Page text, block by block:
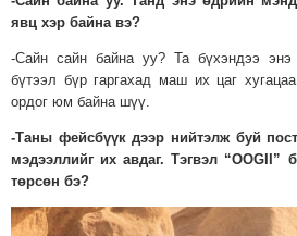
"ЖИ
ТАЙМ"ЫН
ЭРГЭН
ТОЙРОНД
ДЭЛБЭРСЭН
ОСЛЫН
ТОЙРОНД
явц хэр байна вэ?
-Сайн сайн байна уу? Та бүхэндээ
бүтээл бүр гаргахад маш их цаг
ордог юм байна шүү.
-Таны фейсбүүк дээр нийтэлж буй
мэдээллийг их авдаг. Тэгвэл “ОOGII”
төрсөн бэ?